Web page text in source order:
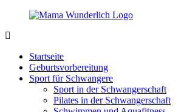
Zurück
Inhalt
sein
wunderbar!
Startseite
Geburtsvorbereitung
Sport für Schwangere
Sport in der Schwangerschaft
Pilates in der Schwangerschaft